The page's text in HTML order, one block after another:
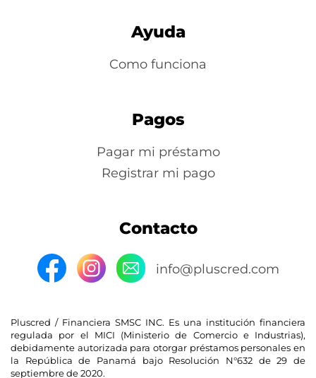
Ayuda
Como funciona
Pagos
Pagar mi préstamo
Registrar mi pago
Contacto
info@pluscred.com
Pluscred / Financiera SMSC INC. Es una institución financiera
regulada por el MICI (Ministerio de Comercio e Industrias),
debidamente autorizada para otorgar préstamos personales en
la República de Panamá bajo Resolución N°632 de 29 de
septiembre de 2020.